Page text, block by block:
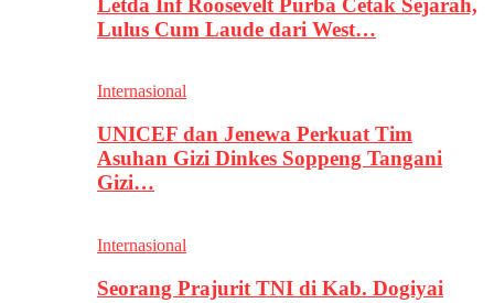
Letda Inf Roosevelt Purba Cetak Sejarah,
Lulus Cum Laude dari West…
Internasional
UNICEF dan Jenewa Perkuat Tim
Asuhan Gizi Dinkes Soppeng Tangani
Gizi…
Internasional
Seorang Prajurit TNI di Kab. Dogiyai